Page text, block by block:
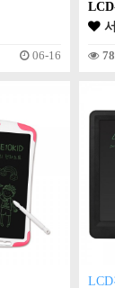
06-16